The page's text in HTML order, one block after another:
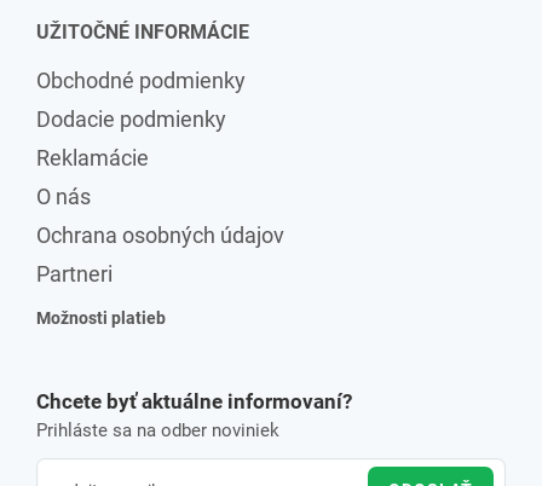
UŽITOČNÉ INFORMÁCIE
Obchodné podmienky
Dodacie podmienky
Reklamácie
O nás
Ochrana osobných údajov
Partneri
Možnosti platieb
Chcete byť aktuálne informovaní?
Prihláste sa na odber noviniek